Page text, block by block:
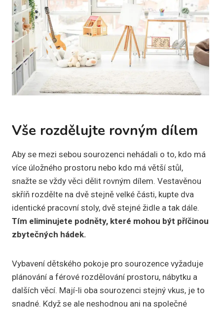
Vše rozdělujte rovným dílem
Aby se mezi sebou sourozenci nehádali o to, kdo má
více úložného prostoru nebo kdo má větší stůl,
snažte se vždy věci dělit rovným dílem. Vestavěnou
skříň rozdělte na dvě stejně velké části, kupte dva
identické pracovní stoly, dvě stejné židle a tak dále.
Tím eliminujete podněty, které mohou být příčinou
zbytečných hádek.
Vybavení dětského pokoje pro sourozence vyžaduje
plánování a férové rozdělování prostoru, nábytku a
dalších věcí. Mají-li oba sourozenci stejný vkus, je to
snadné. Když se ale neshodnou ani na společné